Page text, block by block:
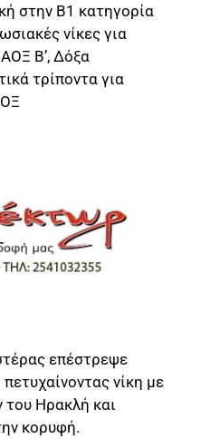
στην Β1 κατηγορία
νίκες για
Β’, Δόξα
τρίποντα για
επέστρεψε
νίκη με
του Ηρακλή και
κορυφή.